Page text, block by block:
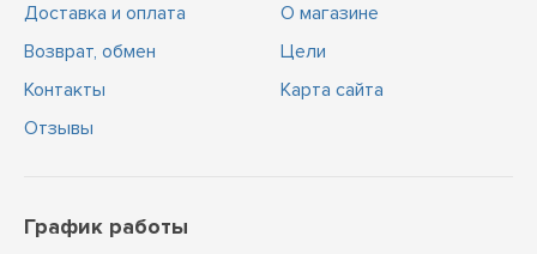
Доставка и оплата
Возврат, обмен
Контакты
Отзывы
О магазине
Цели
Карта сайта
График работы